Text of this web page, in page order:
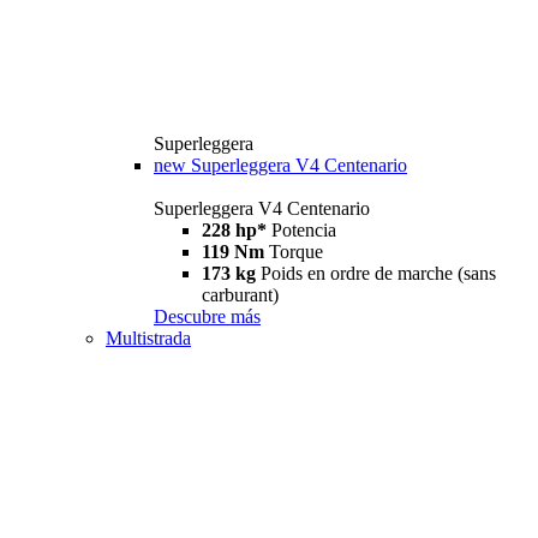
Superleggera
new Superleggera V4 Centenario
Superleggera V4 Centenario
228 hp* Potencia
119 Nm Torque
173 kg Poids en ordre de marche (sans
carburant)
Descubre más
Multistrada